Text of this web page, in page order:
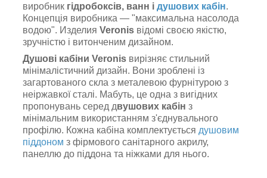
виробник гідробоксів, ванн і душових кабін.
Концепція виробника — "максимальна насолода
водою". Изделия Veronis відомі своєю якістю,
зручністю і витонченим дизайном.
Душові кабіни Veronis вирізняє стильний
мінімалістичний дизайн. Вони зроблені із
загартованого скла з металевою фурнітурою з
неіржавкої сталі. Мабуть, це одна з вигідних
пропонувань серед двушових кабін з
мінімальним використанням з'єднувального
профілю. Кожна кабіна комплектується душовим
піддоном з фірмового санітарного акрилу,
панеллю до піддона та ніжками для нього.